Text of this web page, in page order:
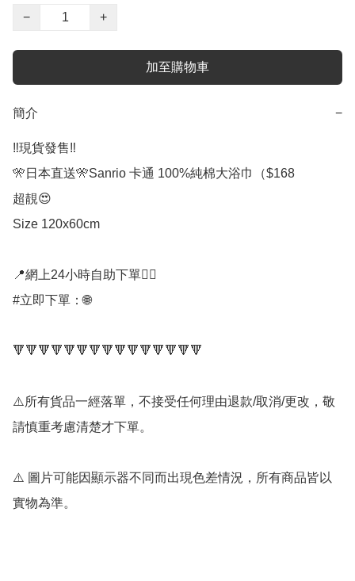
−
+
加至購物車
簡介 −
‼️現貨發售‼️
🎌日本直送🎌Sanrio 卡通 100%純棉大浴巾（$168
超靚😍
Size 120x60cm
📍網上24小時自助下單👍🏻
#立即下單：🌐
🔻🔻🔻🔻🔻🔻🔻🔻🔻🔻🔻🔻🔻🔻🔻
⚠️所有貨品一經落單，不接受任何理由退款/取消/更改，敬
請慎重考慮清楚才下單。
⚠️ 圖片可能因顯示器不同而出現色差情況，所有商品皆以
實物為準。